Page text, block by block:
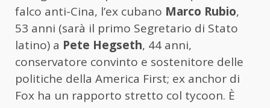
falco anti-Cina, l’ex cubano Marco Rubio,
53 anni (sarà il primo Segretario di Stato
latino) a Pete Hegseth, 44 anni,
conservatore convinto e sostenitore delle
politiche della America First; ex anchor di
Fox ha un rapporto stretto col tycoon. È